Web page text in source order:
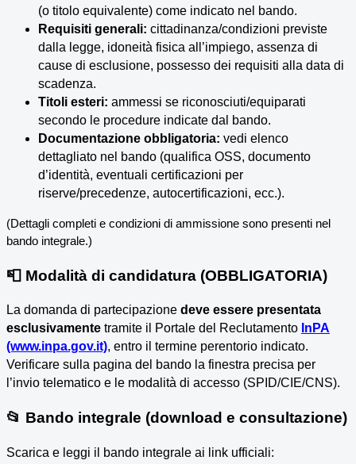
(o titolo equivalente) come indicato nel bando.
Requisiti generali: cittadinanza/condizioni previste
dalla legge, idoneità fisica all’impiego, assenza di
cause di esclusione, possesso dei requisiti alla data di
scadenza.
Titoli esteri: ammessi se riconosciuti/equiparati
secondo le procedure indicate dal bando.
Documentazione obbligatoria: vedi elenco
dettagliato nel bando (qualifica OSS, documento
d’identità, eventuali certificazioni per
riserve/precedenze, autocertificazioni, ecc.).
(Dettagli completi e condizioni di ammissione sono presenti nel
bando integrale.)
📮 Modalità di candidatura (OBBLIGATORIA)
La domanda di partecipazione deve essere presentata
esclusivamente tramite il Portale del Reclutamento InPA
(www.inpa.gov.it), entro il termine perentorio indicato.
Verificare sulla pagina del bando la finestra precisa per
l’invio telematico e le modalità di accesso (SPID/CIE/CNS).
📂 Bando integrale (download e consultazione)
Scarica e leggi il bando integrale ai link ufficiali: